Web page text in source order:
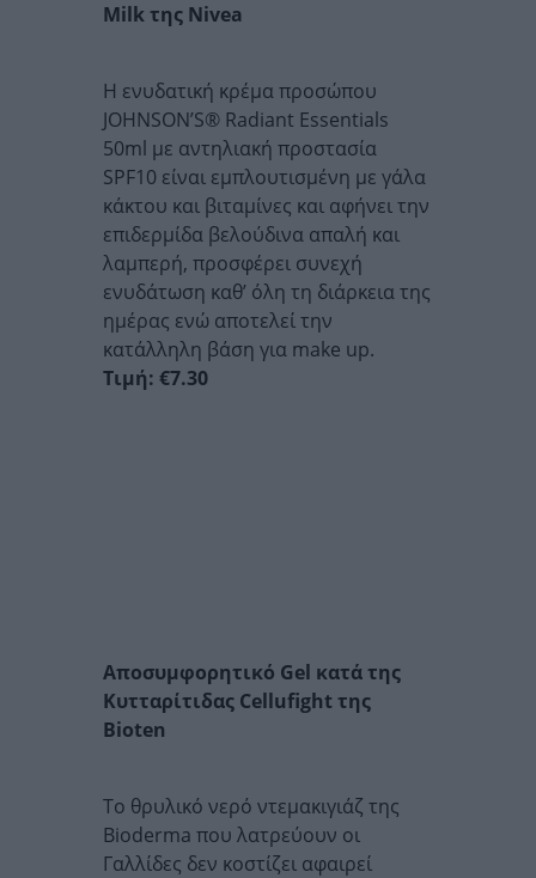
Milk της Nivea
Η ενυδατική κρέμα προσώπου
JOHNSON’S® Radiant Essentials
50ml με αντηλιακή προστασία
SPF10 είναι εμπλουτισμένη με γάλα
κάκτου και βιταμίνες και αφήνει την
επιδερμίδα βελούδινα απαλή και
λαμπερή, προσφέρει συνεχή
ενυδάτωση καθ’ όλη τη διάρκεια της
ημέρας ενώ αποτελεί την
κατάλληλη βάση για make up.
Τιμή: €7.30
Αποσυμφορητικό Gel κατά της
Κυτταρίτιδας Cellufight της
Bioten
Το θρυλικό νερό ντεμακιγιάζ της
Bioderma που λατρεύουν οι
Γαλλίδες δεν κοστίζει αφαιρεί